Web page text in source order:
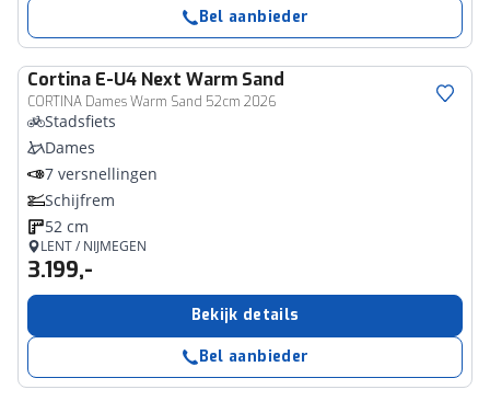
Bel aanbieder
Cortina E-U4 Next Warm Sand
CORTINA Dames Warm Sand 52cm 2026
Stadsfiets
Dames
7 versnellingen
Schijfrem
52 cm
LENT / NIJMEGEN
3.199,-
Bekijk details
Bel aanbieder